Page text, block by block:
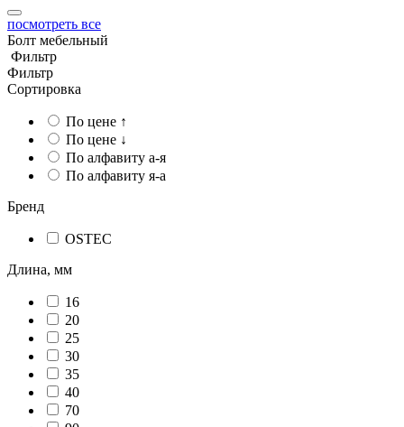
посмотреть все
Болт мебельный
Фильтр
Фильтр
Сортировка
По цене ↑
По цене ↓
По алфавиту а-я
По алфавиту я-а
Бренд
OSTEC
Длина, мм
16
20
25
30
35
40
70